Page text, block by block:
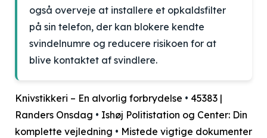
også overveje at installere et opkaldsfilter
på sin telefon, der kan blokere kendte
svindelnumre og reducere risikoen for at
blive kontaktet af svindlere.
Knivstikkeri – En alvorlig forbrydelse • 45383 |
Randers Onsdag • Ishøj Politistation og Center: Din
komplette vejledning • Mistede vigtige dokumenter